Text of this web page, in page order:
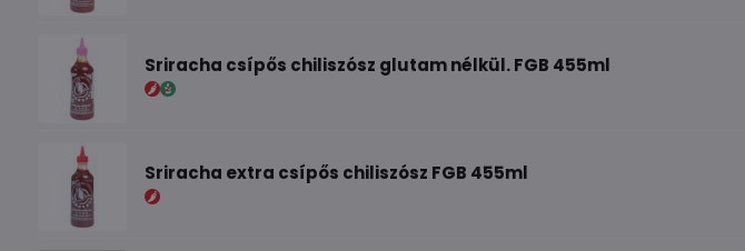
Sriracha csípős chiliszósz glutam nélkül. FGB 455ml
Sriracha extra csípős chiliszósz FGB 455ml